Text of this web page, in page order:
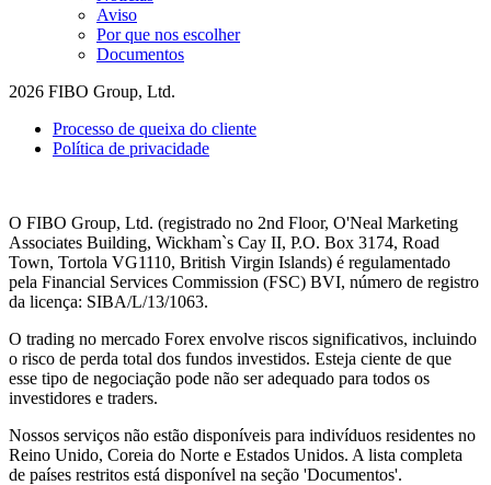
Aviso
Por que nos escolher
Documentos
2026 FIBO Group, Ltd.
Processo de queixa do cliente
Política de privacidade
O FIBO Group, Ltd. (registrado no 2nd Floor, O'Neal Marketing
Associates Building, Wickham`s Cay II, P.O. Box 3174, Road
Town, Tortola VG1110, British Virgin Islands) é regulamentado
pela Financial Services Commission (FSC) BVI, número de registro
da licença: SIBA/L/13/1063.
O trading no mercado Forex envolve riscos significativos, incluindo
o risco de perda total dos fundos investidos. Esteja ciente de que
esse tipo de negociação pode não ser adequado para todos os
investidores e traders.
Nossos serviços não estão disponíveis para indivíduos residentes no
Reino Unido, Coreia do Norte e Estados Unidos. A lista completa
de países restritos está disponível na seção 'Documentos'.